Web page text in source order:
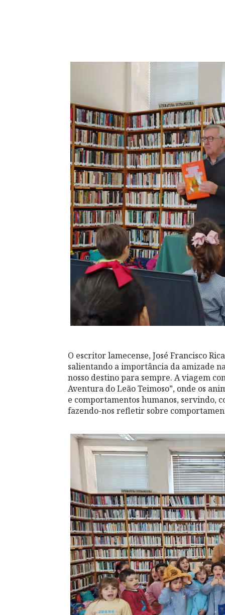
O escritor lamecense, José Francisco
salientando a importância da amizade
nosso destino para sempre. A viagem
Aventura do Leão Teimoso”, onde os
e comportamentos humanos, servindo,
fazendo-nos refletir sobre